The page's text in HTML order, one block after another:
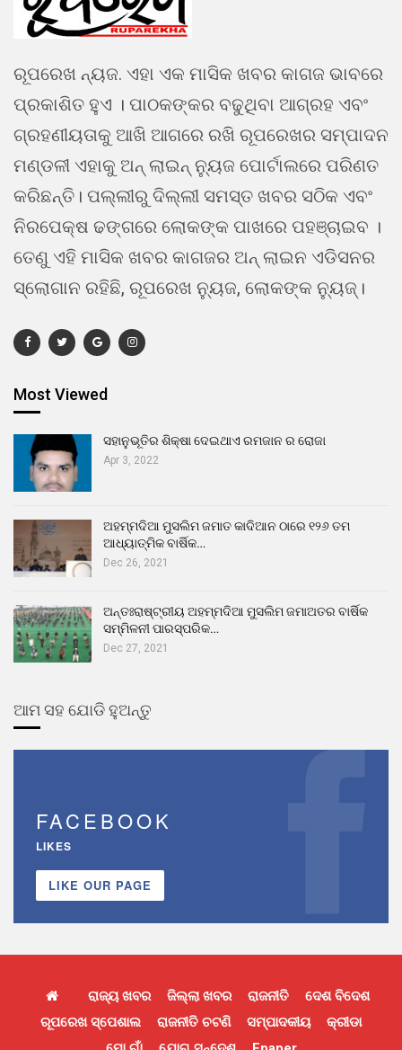
ରୂପରେଖ ନ୍ୟଜ. ଏହା ଏକ ମାସିକ ଖବର କାଗଜ ଭାବରେ
ପ୍ରକାଶିତ ହୁଏ । ପାଠକଙ୍କର ବଢୁଥିବା ଆଗ୍ରହ ଏବଂ
ଗ୍ରହଣୀୟତାକୁ ଆଖି ଆଗରେ ରଖି ରୂପରେଖର ସମ୍ପାଦନ
ମଣ୍ଡଳୀ ଏହାକୁ ଅନ୍ ଲାଇନ୍ ନ୍ୟୁଜ ପୋର୍ଟାଲରେ ପରିଣତ
କରିଛନ୍ତି। ପଲ୍ଲୀରୁ ଦିଲ୍ଲୀ ସମସ୍ତ ଖବର ସଠିକ ଏବଂ
ନିରପେକ୍ଷ ଢଙ୍ଗରେ ଲୋକଙ୍କ ପାଖରେ ପହଞ୍ଚାଇବ ।
ତେଣୁ ଏହି ମାସିକ ଖବର କାଗଜର ଅନ୍ ଲାଇନ ଏଡିସନର
ସ୍ଲୋଗାନ ରହିଛି, ରୂପରେଖ ନ୍ୟୁଜ, ଲୋକଙ୍କ ନ୍ୟୁଜ୍।
Most Viewed
ସହାନୁଭୂତିର ଶିକ୍ଷା ଦେଇଥାଏ ରମଜାନ ର ରୋଜା
Apr 3, 2022
ଅହମ୍ମଦିଆ ମୁସଲିମ ଜମାତ କାଦିଆନ ଠାରେ ୧୨୬ ତମ
ଆଧ୍ୟାତ୍ମିକ ବାର୍ଷିକ…
Dec 26, 2021
ଅନ୍ତଃରାଷ୍ଟ୍ରୀୟ ଅହମ୍ମଦିଆ ମୁସଲିମ ଜମାଅତର ବାର୍ଷିକ
ସମ୍ମିଳନୀ ପାରସ୍ପରିକ…
Dec 27, 2021
ଆମ ସହ ଯୋଡି ହୁଅନ୍ତୁ
FACEBOOK
LIKES
LIKE OUR PAGE
ରାଜ୍ୟ ଖବର ଜିଲ୍ଲା ଖବର ରାଜନୀତି
ଦେଶ ବିଦେଶ
ରୂପରେଖ ସ୍ପେଶାଲ
ରାଜନୀତି ଚଟଣି ସମ୍ପାଦକୀୟ
କ୍ରୀଡା